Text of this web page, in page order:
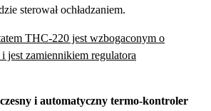
sterował ochładzaniem.
THC-220 jest wzbogaconym o
jest zamiennikiem regulatora
i automatyczny termo-kontroler